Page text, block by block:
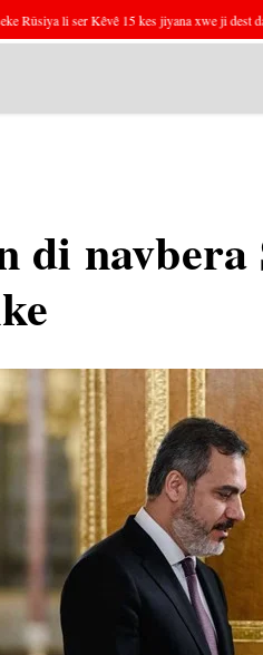
li ser Kêvê 15 kes jiyana xwe ji dest dan
navbera